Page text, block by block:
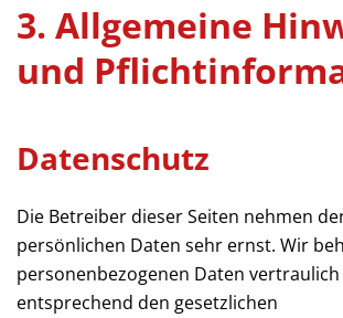
3. Allgemeine
und
Datenschutz
Die Betreiber dieser Seiten nehmen
persönlichen Daten sehr ernst. Wir
personenbezogenen Daten
entsprechend den gesetzlichen